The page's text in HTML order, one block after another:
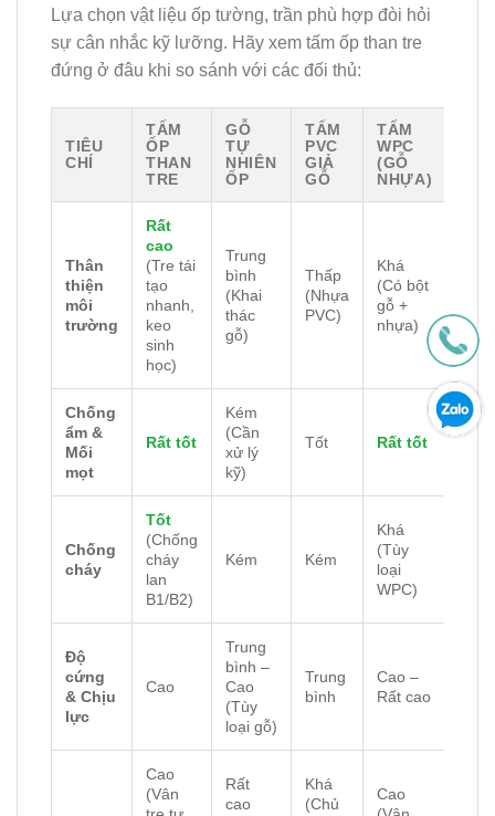
Lựa chọn vật liệu ốp tường, trần phù hợp đòi hỏi
sự cân nhắc kỹ lưỡng. Hãy xem tấm ốp than tre
đứng ở đâu khi so sánh với các đối thủ:
TIÊU
CHÍ
TẤM
ỐP
THAN
TRE
GỖ
TỰ
NHIÊN
ỐP
TẤM
PVC
GIẢ
GỖ
TẤM
WPC
(GỖ
NHỰA)
Thân
thiện
môi
trường
Rất
cao
(Tre tái
tạo
nhanh,
keo
sinh
học)
Trung
bình
(Khai
thác
gỗ)
Thấp
(Nhựa
PVC)
Khá
(Có bột
gỗ +
nhựa)
Chống
ẩm &
Mối
mọt
Rất tốt
Kém
(Cần
xử lý
kỹ)
Tốt Rất tốt
Chống
cháy
Tốt
(Chống
cháy
lan
B1/B2)
Kém Kém
Khá
(Tùy
loại
WPC)
Độ
cứng
& Chịu
lực
Cao
Trung
bình –
Cao
(Tùy
loại gỗ)
Trung
bình
Cao –
Rất cao
Cao
(Vân
Rất
cao
Khá
(Chủ
Cao